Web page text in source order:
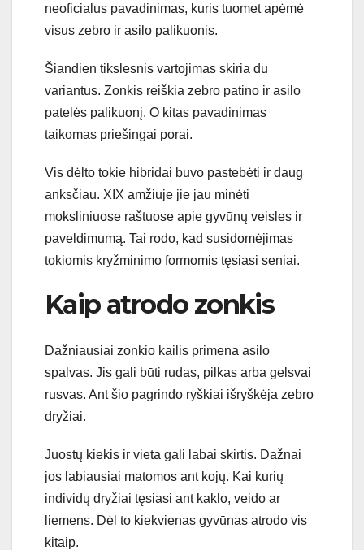
neoficialus pavadinimas, kuris tuomet apėmė
visus zebro ir asilo palikuonis.
Šiandien tikslesnis vartojimas skiria du
variantus. Zonkis reiškia zebro patino ir asilo
patelės palikuonį. O kitas pavadinimas
taikomas priešingai porai.
Vis dėlto tokie hibridai buvo pastebėti ir daug
anksčiau. XIX amžiuje jie jau minėti
moksliniuose raštuose apie gyvūnų veisles ir
paveldimumą. Tai rodo, kad susidomėjimas
tokiomis kryžminimo formomis tęsiasi seniai.
Kaip atrodo zonkis
Dažniausiai zonkio kailis primena asilo
spalvas. Jis gali būti rudas, pilkas arba gelsvai
rusvas. Ant šio pagrindo ryškiai išryškėja zebro
dryžiai.
Juostų kiekis ir vieta gali labai skirtis. Dažnai
jos labiausiai matomos ant kojų. Kai kurių
individų dryžiai tęsiasi ant kaklo, veido ar
liemens. Dėl to kiekvienas gyvūnas atrodo vis
kitaip.